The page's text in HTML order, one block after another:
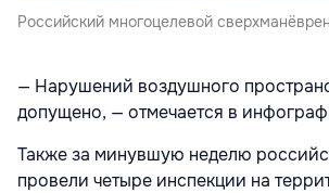
Российский многоцелевой
— Нарушений воздушного
допущено, — отмечается в
Также за минувшую неделю
провели четыре инспекции на